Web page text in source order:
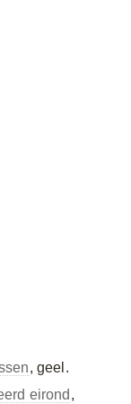
, geel.
eirond ,